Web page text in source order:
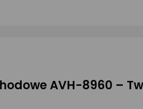
AVH-8960 –